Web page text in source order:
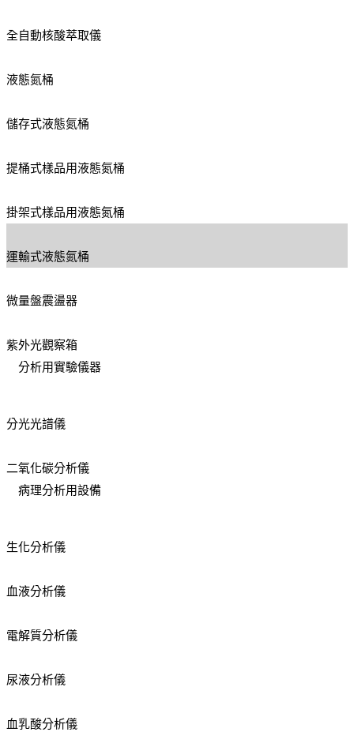
全自動核酸萃取儀
液態氮桶
儲存式液態氮桶
提桶式樣品用液態氮桶
掛架式樣品用液態氮桶
運輸式液態氮桶
微量盤震盪器
紫外光觀察箱
分析用實驗儀器
分光光譜儀
二氧化碳分析儀
病理分析用設備
生化分析儀
血液分析儀
電解質分析儀
尿液分析儀
血乳酸分析儀